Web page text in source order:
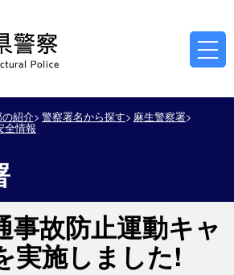
紹介 警察署名から探す 麻生警察署
全情報
事故防止運動キャ
実施しました!